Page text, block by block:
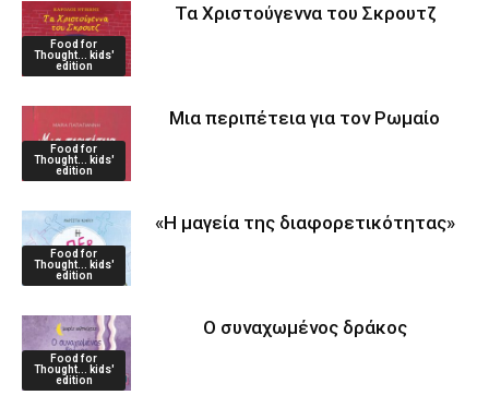
Food for
Thought... kids'
edition
Τα Χριστούγεννα του Σκρουτζ
Food for
Thought... kids'
edition
Μια περιπέτεια για τον Ρωμαίο
Food for
Thought... kids'
edition
«Η μαγεία της διαφορετικότητας»
Food for
Thought... kids'
edition
Ο συναχωμένος δράκος